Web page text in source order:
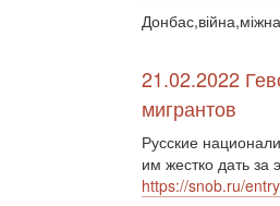
21.02.2022
мигрантов
Русские
им жестко дать за
https://snob.ru/